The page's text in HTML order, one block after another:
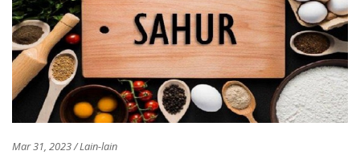
Mar 31, 2023 / Lain-lain